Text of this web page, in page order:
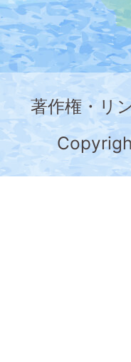
地
図。
神
奈
川
県
の
著作権・リ